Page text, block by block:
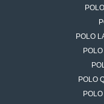
POLO
POLO